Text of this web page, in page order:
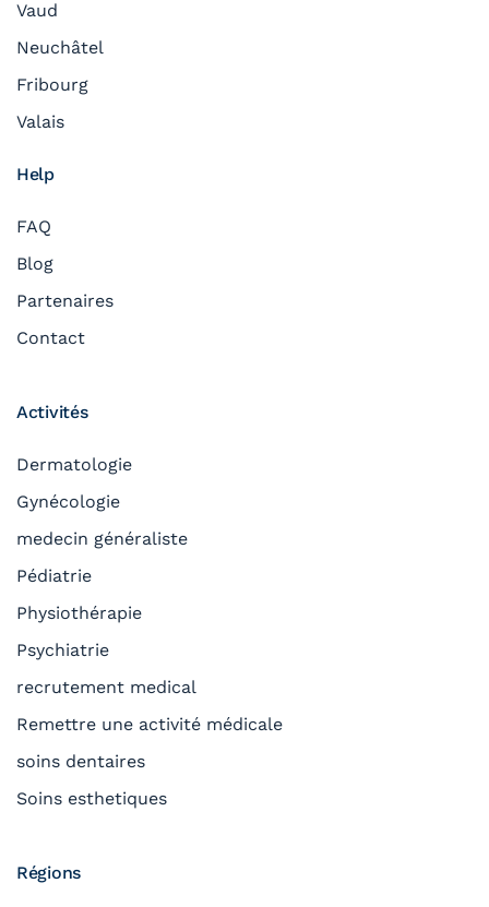
Vaud
Neuchâtel
Fribourg
Valais
Help
FAQ
Blog
Partenaires
Contact
Activités
Dermatologie
Gynécologie
medecin généraliste
Pédiatrie
Physiothérapie
Psychiatrie
recrutement medical
Remettre une activité médicale
soins dentaires
Soins esthetiques
Régions